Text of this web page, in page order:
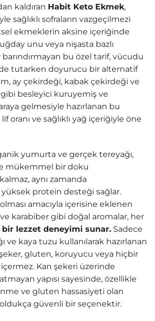
kaldıran Habit Keto Ekmek,
sağlıklı sofraların vazgeçilmezi
ekmeklerin aksine içeriğinde
unu veya nişasta bazlı
bu özel tarif, vücudu
tutarken doyurucu bir alternatif
ay çekirdeği, kabak çekirdeği ve
besleyici kuruyemiş ve
gelmesiyle hazırlanan bu
oranı ve sağlıklı yağ içeriğiyle öne
yumurta ve gerçek tereyağı,
mükemmel bir doku
aynı zamanda
yüksek protein desteği sağlar.
amacıyla içerisine eklenen
karabiber gibi doğal aromalar, her
lezzet deneyimi sunar. Sadece
ve kaya tuzu kullanılarak hazırlanan
gluten, koruyucu veya hiçbir
içermez. Kan şekeri üzerinde
yapısı sayesinde, özellikle
ve gluten hassasiyeti olan
güvenli bir seçenektir.